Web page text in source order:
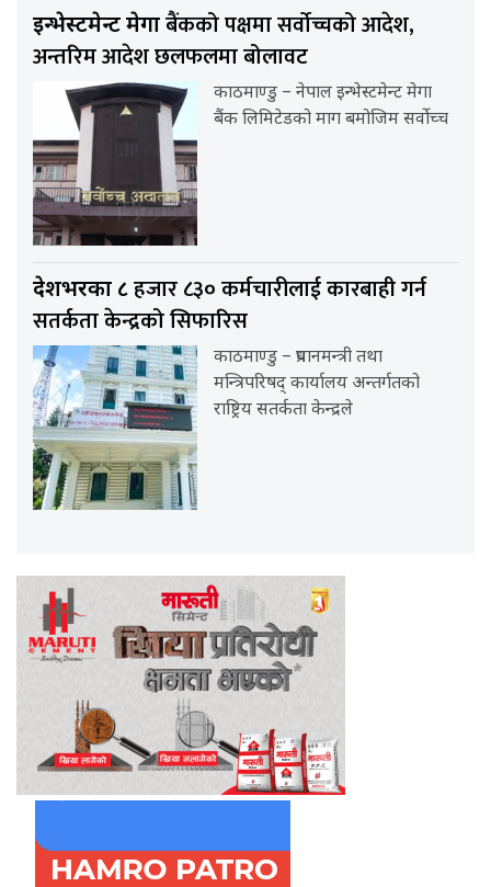
इन्भेस्टमेन्ट मेगाबैंकको पक्षमा सर्वाेच्चको आदेश,
अन्तरिम आदेश छलफलमा बोलावट
काठमाण्डु – नेपाल इन्भेस्टमेन्ट मेगा
बैंक लिमिटेडको माग बमोजिम सर्वोच्च
देशभरका ८हजार ८३० कर्मचारीलाई कारबाही गर्न
सतर्कता केन्द्रको सिफारिस
काठमाण्डु – प्रधानमन्त्री तथा
मन्त्रिपरिषद् कार्यालय अन्तर्गतको
राष्ट्रिय सतर्कता केन्द्रले